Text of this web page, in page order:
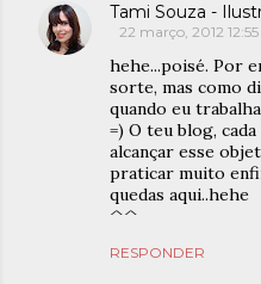
Tami Souza -
22 março, 2012 12:55
hehe...poisé. Por
sorte, mas como
quando eu
=) O teu blog,
alcançar esse
praticar muito
quedas aqui..hehe
^^
RESPONDER